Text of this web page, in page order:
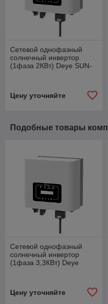
Сетевой однофазный
солнечный инвертор
(1фаза 2КВт) Deye SUN-
Цену уточняйте
Подобные товары
Сетевой однофазный
солнечный инвертор
(1фаза 3,3КВт) Deye
Цену уточняйте